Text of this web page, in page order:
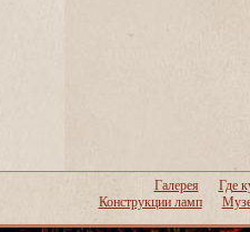
Галерея
Где
Конструкции ламп